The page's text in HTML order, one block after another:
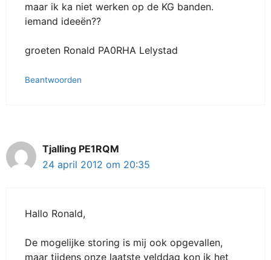
maar ik ka niet werken op de KG banden.
iemand ideeën??
groeten Ronald PA0RHA Lelystad
Beantwoorden
Tjalling PE1RQM
24 april 2012 om 20:35
Hallo Ronald,
De mogelijke storing is mij ook opgevallen,
maar tijdens onze laatste velddag kon ik het